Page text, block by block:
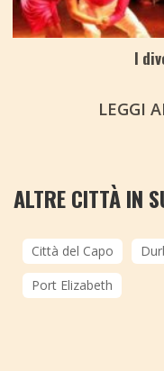
I
LEGGI
ALTRE CITTÀ IN
Città del Capo
Port Elizabeth